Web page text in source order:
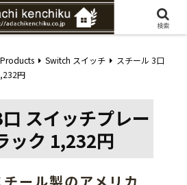
素材を使ったナチュラルな家づくりをご提案
Products Switch スイッチ
スチール 3口
円
スイッチプレー
ック 1,232円
検索